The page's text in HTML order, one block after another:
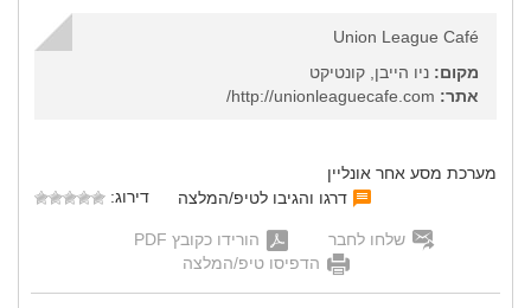
Union League Café
מקום: ניו הייבן, קונטיקט
אתר:
מערכת מסע אחר אונליין
דרגו והגיבו לטיפ/המלצה
דירוג:
שלחו לחבר
הורידו כקובץ PDF
הדפיסו טיפ/המלצה